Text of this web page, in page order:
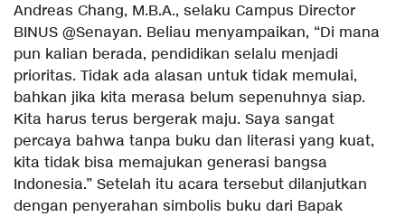
Andreas Chang, M.B.A., selaku Campus Director
BINUS @Senayan. Beliau menyampaikan, “Di mana
pun kalian berada, pendidikan selalu menjadi
prioritas. Tidak ada alasan untuk tidak memulai,
bahkan jika kita merasa belum sepenuhnya siap.
Kita harus terus bergerak maju. Saya sangat
percaya bahwa tanpa buku dan literasi yang kuat,
kita tidak bisa memajukan generasi bangsa
Indonesia.” Setelah itu acara tersebut dilanjutkan
dengan penyerahan simbolis buku dari Bapak